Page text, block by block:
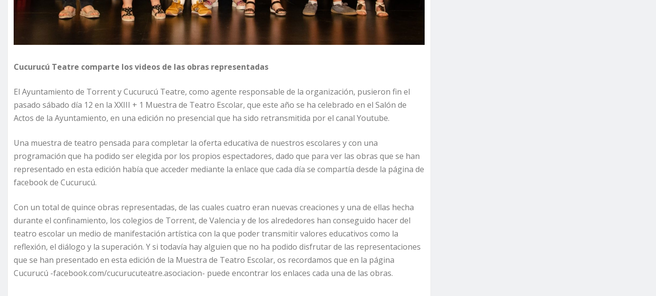
Cucurucú Teatre comparte los videos de las obras representadas
El Ayuntamiento de Torrent y Cucurucú Teatre, como agente responsable de la organización, pusieron fin el
pasado sábado día 12 en la XXIII + 1 Muestra de Teatro Escolar, que este año se ha celebrado en el Salón de
Actos de la Ayuntamiento, en una edición no presencial que ha sido retransmitida por el canal Youtube.
Una muestra de teatro pensada para completar la oferta educativa de nuestros escolares y con una
programación que ha podido ser elegida por los propios espectadores, dado que para ver las obras que se han
representado en esta edición había que acceder mediante la enlace que cada día se compartía desde la página de
facebook de Cucurucú.
Con un total de quince obras representadas, de las cuales cuatro eran nuevas creaciones y una de ellas hecha
durante el confinamiento, los colegios de Torrent, de Valencia y de los alrededores han conseguido hacer del
teatro escolar un medio de manifestación artística con la que poder transmitir valores educativos como la
reflexión, el diálogo y la superación. Y si todavía hay alguien que no ha podido disfrutar de las representaciones
que se han presentado en esta edición de la Muestra de Teatro Escolar, os recordamos que en la página
Cucurucú -facebook.com/cucurucuteatre.asociacion- puede encontrar los enlaces cada una de las obras.